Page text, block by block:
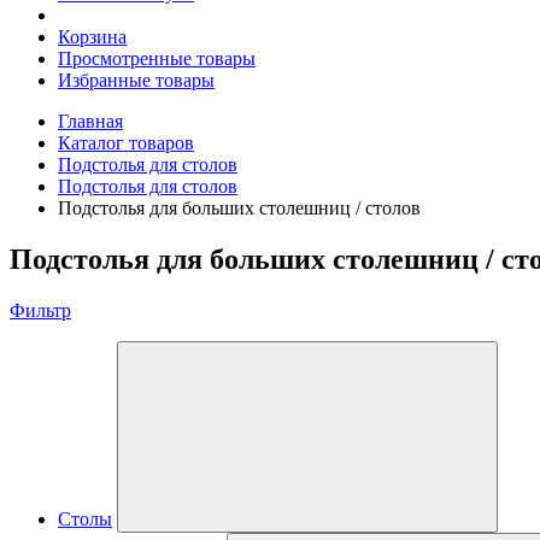
Корзина
Просмотренные товары
Избранные товары
Главная
Каталог товаров
Подстолья для столов
Подстолья для столов
Подстолья для больших столешниц / столов
Подстолья для больших столешниц /
Фильтр
Столы